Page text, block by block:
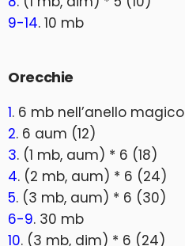
9-14. 10 mb
Orecchie
1. 6 mb nell’anello magico
2. 6 aum (12)
3. (1 mb, aum) * 6 (18)
4. (2 mb, aum) * 6 (24)
5. (3 mb, aum) * 6 (30)
6-9. 30 mb
10. (3 mb, dim) * 6 (24)